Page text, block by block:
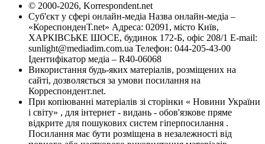
© 2000-2026, Korrespondent.net
Суб'єкт у сфері онлайн-медіа Назва онлайн-медіа –
«КореспонденТ.net» Адреса: 02091, місто Київ,
ХАРКІВСЬКЕ ШОСЕ, будинок 172-Б, офіс 208/1 E-mail:
sunlight@mediadim.com.ua Телефон: 044-205-43-00
Ідентифікатор медіа – R40-06068
Використання будь-яких матеріалів, розміщених на
сайті, дозволяється за умови посилання на
Корреспондент.net.
При копіюванні матеріалів зі сторінки « Новини України
і світу» , для інтернет - видань - обов'язкове пряме
відкрите для пошукових систем гіперпосилання .
Посилання має бути розміщена в незалежності від